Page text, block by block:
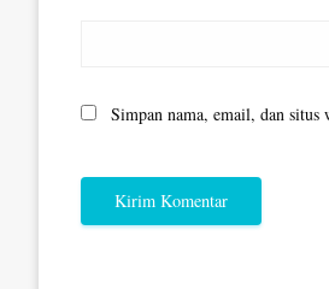
Simpan nama, email, dan situs